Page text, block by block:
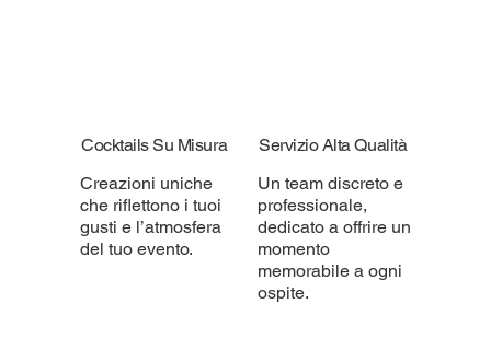
Cocktails Su Misura
Creazioni uniche
che riflettono i tuoi
gusti e l’atmosfera
del tuo evento.
Servizio Alta Qualità
Un team discreto e
professionale,
dedicato a offrire un
momento
memorabile a ogni
ospite.